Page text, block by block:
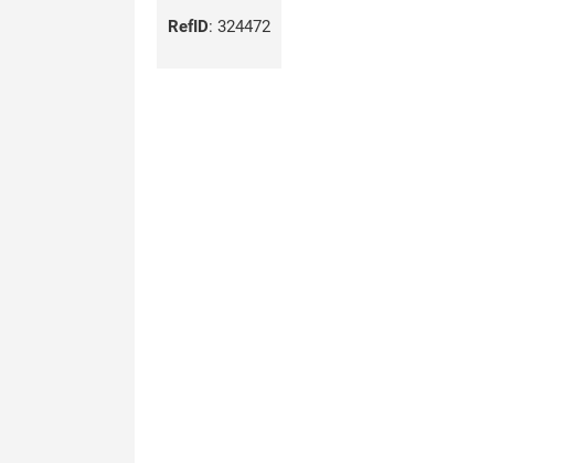
RefID: 324472